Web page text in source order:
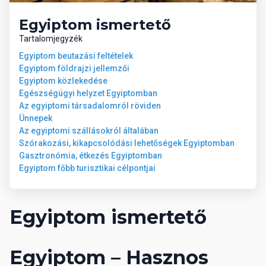
Egyiptom ismertető
Tartalomjegyzék
Egyiptom beutazási feltételek
Egyiptom földrajzi jellemzői
Egyiptom közlekedése
Egészségügyi helyzet Egyiptomban
Az egyiptomi társadalomról röviden
Ünnepek
Az egyiptomi szállásokról általában
Szórakozási, kikapcsolódási lehetőségek Egyiptomban
Gasztronómia, étkezés Egyiptomban
Egyiptom főbb turisztikai célpontjai
Egyiptom ismertető
Egyiptom – Hasznos